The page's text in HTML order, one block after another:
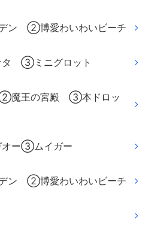
ン ②博愛わいわいビーチ
③ミニグロット
魔王の宮殿 ③本ドロッ
ー③ムイガー
ン ②博愛わいわいビーチ